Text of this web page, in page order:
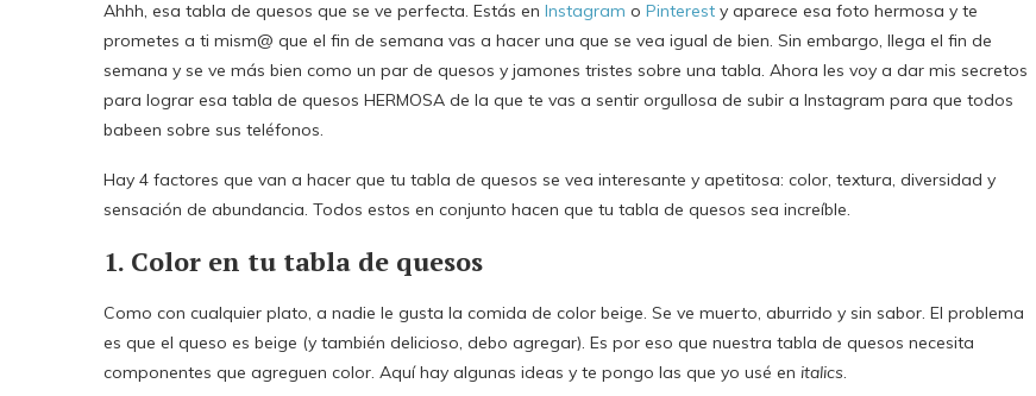
Ahhh, esa tabla de quesos que se ve perfecta. Estás en Instagram o Pinterest y aparece esa foto hermosa y te
prometes a ti mism@ que el fin de semana vas a hacer una que se vea igual de bien. Sin embargo, llega el fin de
semana y se ve más bien como un par de quesos y jamones tristes sobre una tabla. Ahora les voy a dar mis secretos
para lograr esa tabla de quesos HERMOSA de la que te vas a sentir orgullosa de subir a Instagram para que todos
babeen sobre sus teléfonos.
Hay 4 factores que van a hacer que tu tabla de quesos se vea interesante y apetitosa: color, textura, diversidad y
sensación de abundancia. Todos estos en conjunto hacen que tu tabla de quesos sea increíble.
1. Color en tu tabla de quesos
Como con cualquier plato, a nadie le gusta la comida de color beige. Se ve muerto, aburrido y sin sabor. El problema
es que el queso es beige (y también delicioso, debo agregar). Es por eso que nuestra tabla de quesos necesita
componentes que agreguen color. Aquí hay algunas ideas y te pongo las que yo usé en italics.